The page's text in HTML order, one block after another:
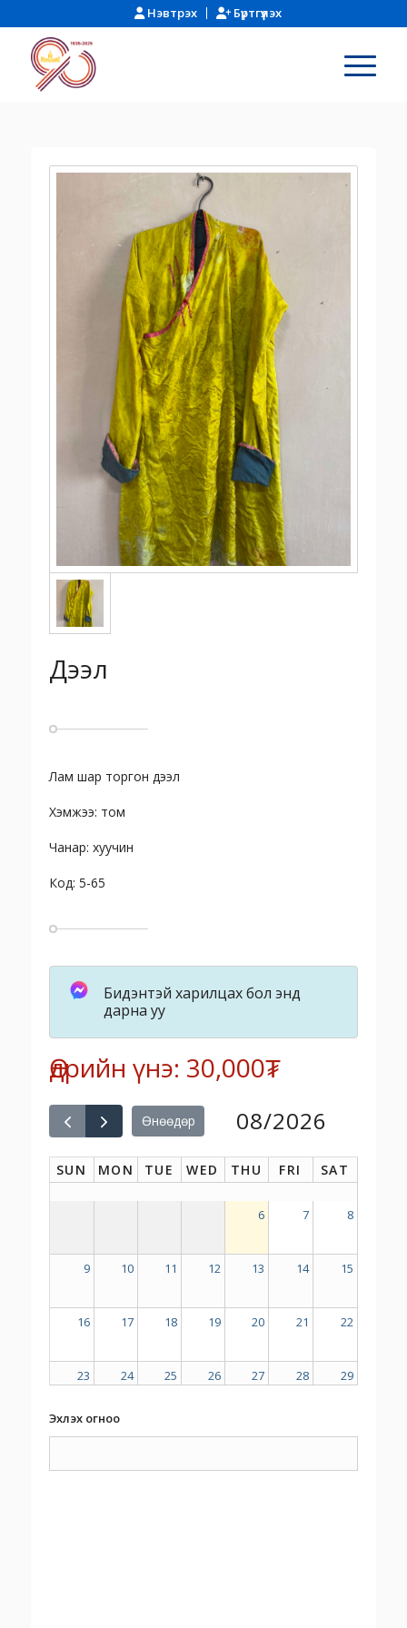
Нэвтрэх Бүртгүүлэх
Дээл
Лам шар торгон дээл
Хэмжээ: том
Чанар: хуучин
Код: 5-65
Бидэнтэй харилцах бол энд
дарна уу
Өдрийн үнэ: 30,000₮
Өнөөдөр 08/2026
SUN MON TUE WED THU FRI SAT
6 7 8
9 10 11 12 13 14 15
16 17 18 19 20 21 22
23 24 25 26 27 28 29
Эхлэх огноо